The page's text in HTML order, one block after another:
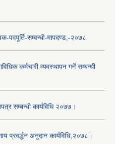
पदपूर्ति-सम्वन्धी-मापदण्ड,-२०७८
कर्मचारी व्यवस्थापन गर्ने सम्बन्धी
सम्बन्धी कार्यविधि २०७७।
प्रवर्द्धन अनुदान कार्यविधि,२०७८।